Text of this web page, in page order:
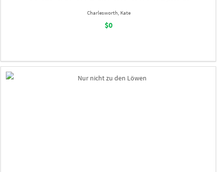
Charlesworth, Kate
$0